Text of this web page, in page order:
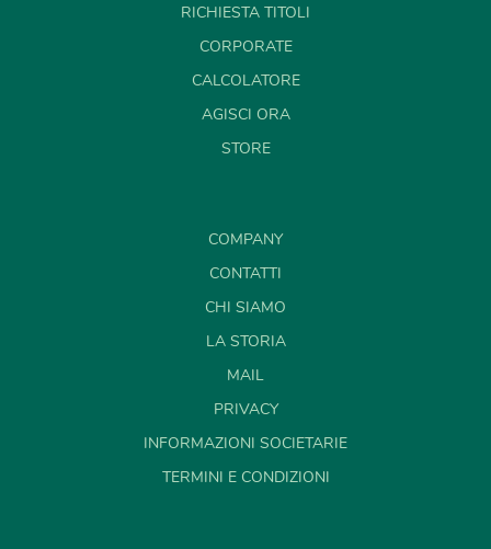
RICHIESTA TITOLI
CORPORATE
CALCOLATORE
AGISCI ORA
STORE
COMPANY
CONTATTI
CHI SIAMO
LA STORIA
MAIL
PRIVACY
INFORMAZIONI SOCIETARIE
TERMINI E CONDIZIONI